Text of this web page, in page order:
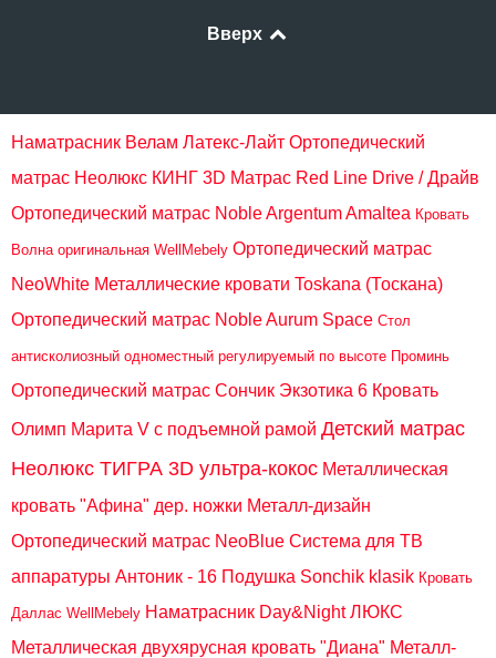
Вверх
Наматрасник Велам Латекс-Лайт Ортопедический
матрас Неолюкс КИНГ 3D Матрас Red Line Drive / Драйв
Ортопедический матрас Noble Argentum Amaltea Кровать
Волна оригинальная WellMebely Ортопедический матрас
NeoWhite Металлические кровати Toskana (Тоскана)
Ортопедический матрас Noble Aurum Space Стол
антисколиозный одноместный регулируемый по высоте Проминь
Ортопедический матрас Сончик Экзотика 6 Кровать
Олимп Марита V с подъемной рамой Детский матрас
Неолюкс ТИГРА 3D ультра-кокос Металлическая
кровать "Афина" дер. ножки Металл-дизайн
Ортопедический матрас NeoBlue Система для ТВ
аппаратуры Антоник - 16 Подушка Sonchik klasik Кровать
Даллас WellMebely Наматрасник Day&Night ЛЮКС
Металлическая двухярусная кровать "Диана" Металл-